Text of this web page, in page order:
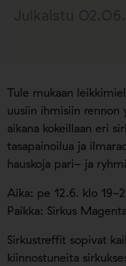
Tule mukaan
uusiin ihmisiin rennon
aikana kokeillaan eri
tasapainoilua ja
hauskoja pari- ja
Aika: pe 12.6. klo 19-
Paikka: Sirkus
Sirkustreffit sopivat
kiinnostuneita